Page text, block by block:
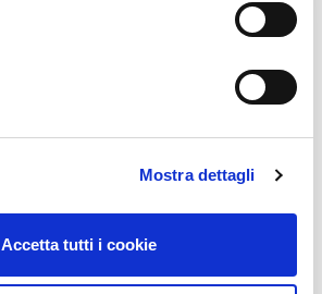
Mostra dettagli
Accetta tutti i cookie